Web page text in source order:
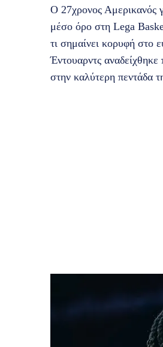
Ο 27χρονος Αμερικανός
μέσο όρο στη Lega
τι σημαίνει κορυφή
Έντουαρντς
στην καλύτερη πεντάδα